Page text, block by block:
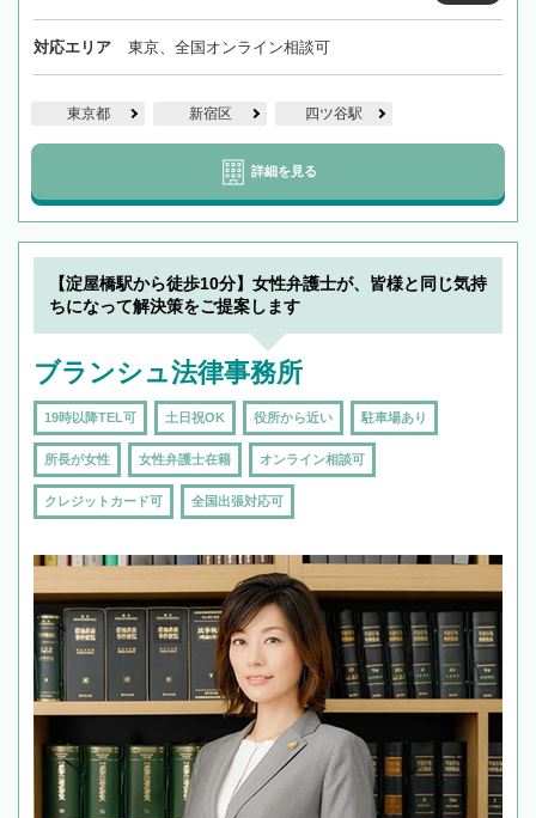
対応エリア 東京、全国オンライン相談可
東京都 新宿区 四ツ谷駅
詳細を見る
【淀屋橋駅から徒歩10分】女性弁護士が、皆様と同じ気持
ちになって解決策をご提案します
ブランシュ法律事務所
19時以降TEL可 土日祝OK 役所から近い 駐車場あり
所長が女性 女性弁護士在籍 オンライン相談可
クレジットカード可 全国出張対応可